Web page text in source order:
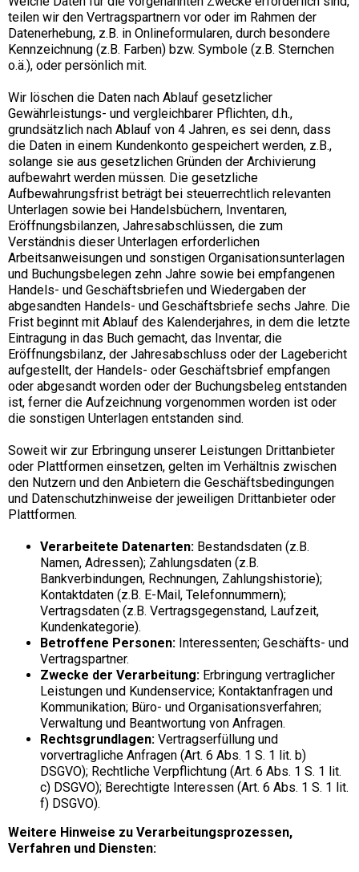
teilen wir den Vertragspartnern vor oder im Rahmen der
Datenerhebung, z.B. in Onlineformularen, durch besondere
Kennzeichnung (z.B. Farben) bzw. Symbole (z.B. Sternchen
o.ä.), oder persönlich mit.
Wir löschen die Daten nach Ablauf gesetzlicher
Gewährleistungs- und vergleichbarer Pflichten, d.h.,
grundsätzlich nach Ablauf von 4 Jahren, es sei denn, dass
die Daten in einem Kundenkonto gespeichert werden, z.B.,
solange sie aus gesetzlichen Gründen der Archivierung
aufbewahrt werden müssen. Die gesetzliche
Aufbewahrungsfrist beträgt bei steuerrechtlich relevanten
Unterlagen sowie bei Handelsbüchern, Inventaren,
Eröffnungsbilanzen, Jahresabschlüssen, die zum
Verständnis dieser Unterlagen erforderlichen
Arbeitsanweisungen und sonstigen Organisationsunterlagen
und Buchungsbelegen zehn Jahre sowie bei empfangenen
Handels- und Geschäftsbriefen und Wiedergaben der
abgesandten Handels- und Geschäftsbriefe sechs Jahre. Die
Frist beginnt mit Ablauf des Kalenderjahres, in dem die letzte
Eintragung in das Buch gemacht, das Inventar, die
Eröffnungsbilanz, der Jahresabschluss oder der Lagebericht
aufgestellt, der Handels- oder Geschäftsbrief empfangen
oder abgesandt worden oder der Buchungsbeleg entstanden
ist, ferner die Aufzeichnung vorgenommen worden ist oder
die sonstigen Unterlagen entstanden sind.
Soweit wir zur Erbringung unserer Leistungen Drittanbieter
oder Plattformen einsetzen, gelten im Verhältnis zwischen
den Nutzern und den Anbietern die Geschäftsbedingungen
und Datenschutzhinweise der jeweiligen Drittanbieter oder
Plattformen.
Verarbeitete Datenarten: Bestandsdaten (z.B.
Namen, Adressen); Zahlungsdaten (z.B.
Bankverbindungen, Rechnungen, Zahlungshistorie);
Kontaktdaten (z.B. E-Mail, Telefonnummern);
Vertragsdaten (z.B. Vertragsgegenstand, Laufzeit,
Kundenkategorie).
Betroffene Personen: Interessenten; Geschäfts- und
Vertragspartner.
Zwecke der Verarbeitung: Erbringung vertraglicher
Leistungen und Kundenservice; Kontaktanfragen und
Kommunikation; Büro- und Organisationsverfahren;
Verwaltung und Beantwortung von Anfragen.
Rechtsgrundlagen: Vertragserfüllung und
vorvertragliche Anfragen (Art. 6 Abs. 1 S. 1 lit. b)
DSGVO); Rechtliche Verpflichtung (Art. 6 Abs. 1 S. 1 lit.
c) DSGVO); Berechtigte Interessen (Art. 6 Abs. 1 S. 1 lit.
f) DSGVO).
Weitere Hinweise zu Verarbeitungsprozessen,
Verfahren und Diensten: